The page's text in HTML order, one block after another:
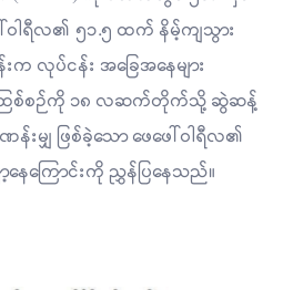
ါရီလ၏ ၅၁.၅ ထက် နိမ့်ကျသွား
လုပ်ငန်း အခြေအနေများ
စ်စဉ်ကို ၁၈ လဆက်တိုက်သို့ ဆွဲဆန့်
မျှ ဖြစ်ခဲ့သော ဖေဖေါ်ဝါရီလ၏
ေကြောင်းကို ညွှန်ပြနေသည်။